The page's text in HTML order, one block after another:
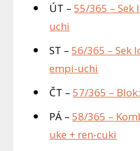
ÚT –55/365 – Sek
uchi
ST –56/365 – Sek
empi-uchi
ČT –57/365 –
PÁ –58/365 –
uke + ren-cuki